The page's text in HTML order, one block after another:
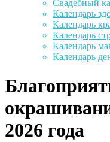
Свадебный
Календарь
Календарь
Календарь
Календарь
Календарь
2026 года